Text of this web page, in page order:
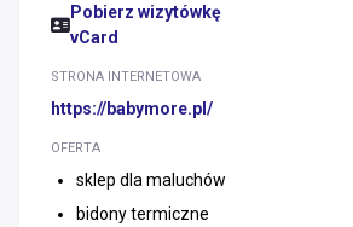
Pobierz wizytówkę
vCard
STRONA INTERNETOWA
https://babymore.pl/
OFERTA
sklep dla maluchów
bidony termiczne